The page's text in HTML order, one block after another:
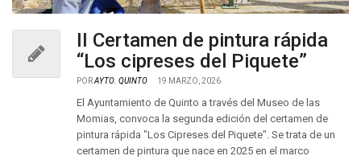
II Certamen de pintura rápida
“Los cipreses del Piquete”
PORAYTO. QUINTO 19 MARZO, 2026
El Ayuntamiento de Quinto a través del Museo de las
Momias, convoca la segunda edición del certamen de
pintura rápida "Los Cipreses del Piquete". Se trata de un
certamen de pintura que nace en 2025 en el marco